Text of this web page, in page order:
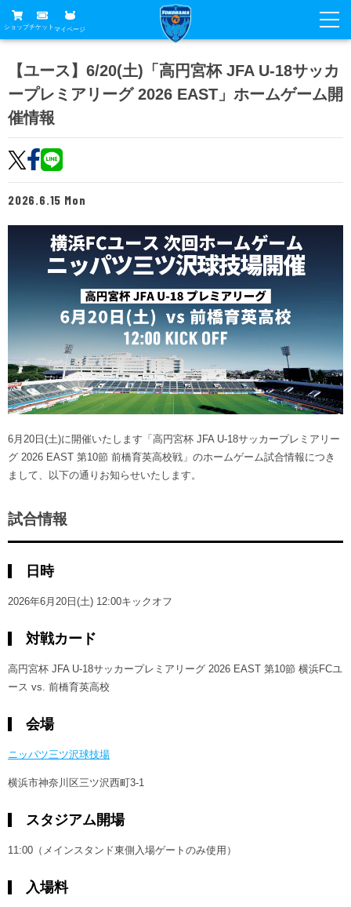
ショップチケット マイページ
グッズ
ホームタウン
トップチーム
試合
試合日程
順位表
チケット
チケットガイド
席種・価格表
チケット購入方法
販売スケジュール
ニッパツシート
スケジュール
練習見学について
横浜FC観戦ガイド
試合会場アクセス
観戦ルール・マナー
クラブ
フリ丸のページ
ヒストリー
サステナビリティ
横浜FCスポーツクラブ
ニッパツ横浜FCシーガルズ
ゲームスチュワード
学生インターンシップ
横浜FC公式オンラインショップ
クラブメンバー
スタータークラブ
オリジナルビール
アカデミー
育成ビジョン
試合日程・結果
アカデミー選手
アカデミースタッフ
チアスクール
パートナー
パートナー一覧
あしながドリーム基金
お問い合わせ
【ユース】6/20(土)「高円宮杯 JFA U-18サッカ
ープレミアリーグ 2026 EAST」ホームゲーム開
催情報
2026.6.15 Mon
6月20日(土)に開催いたします「高円宮杯 JFA U-18サッカープレミアリー
グ 2026 EAST 第10節 前橋育英高校戦」のホームゲーム試合情報につき
まして、以下の通りお知らせいたします。
試合情報
日時
2026年6月20日(土) 12:00キックオフ
対戦カード
高円宮杯 JFA U-18サッカープレミアリーグ 2026 EAST 第10節 横浜FCユ
ース vs. 前橋育英高校
会場
ニッパツ三ツ沢球技場
横浜市神奈川区三ツ沢西町3-1
スタジアム開場
11:00（メインスタンド東側入場ゲートのみ使用）
入場料